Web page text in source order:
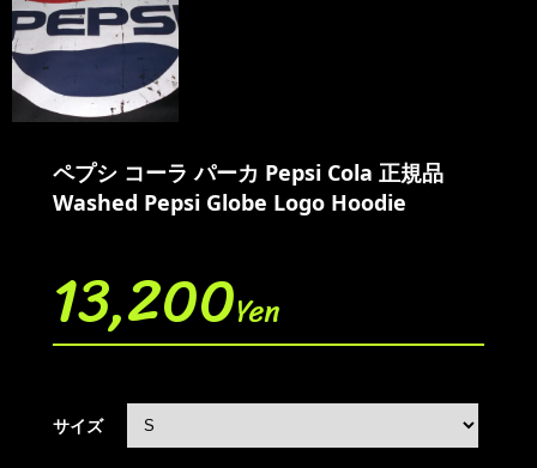
ペプシ コーラ パーカ Pepsi Cola 正規品
Washed Pepsi Globe Logo Hoodie
13,200Yen
サイズ